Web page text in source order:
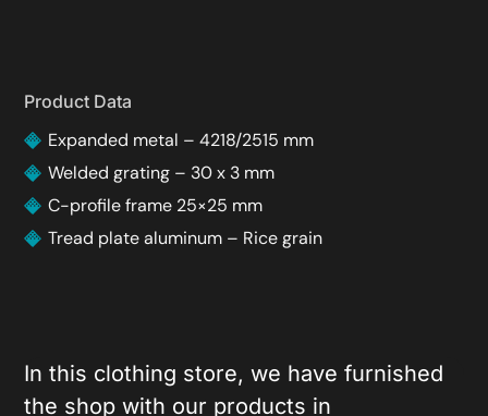
In this clothing store, we have furnished
the shop with our products in
Product Data
Expanded metal – 4218/2515 mm
Welded grating – 30 x 3 mm
C-profile frame 25×25 mm
Tread plate aluminum – Rice grain